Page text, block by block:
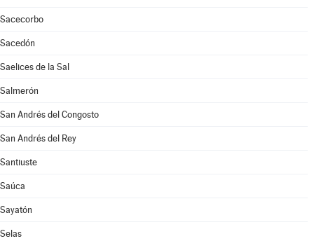
Sacecorbo
Sacedón
Saelices de la Sal
Salmerón
San Andrés del Congosto
San Andrés del Rey
Santiuste
Saúca
Sayatón
Selas